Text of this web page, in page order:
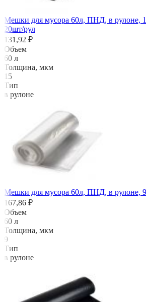
Мешки для мусора 60л, ПНД, в рулоне,
20шт/рул
131,92 ₽
Объем
60 л
Толщина, мкм
15
Тип
в рулоне
Мешки для мусора 60л, ПНД, в рулоне,
167,86 ₽
Объем
60 л
Толщина, мкм
9
Тип
в рулоне